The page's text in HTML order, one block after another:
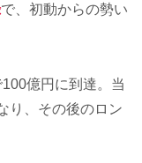
で、初動からの勢い
100億円に到達。当
り、その後のロン